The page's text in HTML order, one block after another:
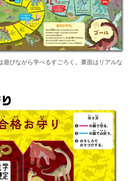
びながら学べるすごろく。裏面はリアルな